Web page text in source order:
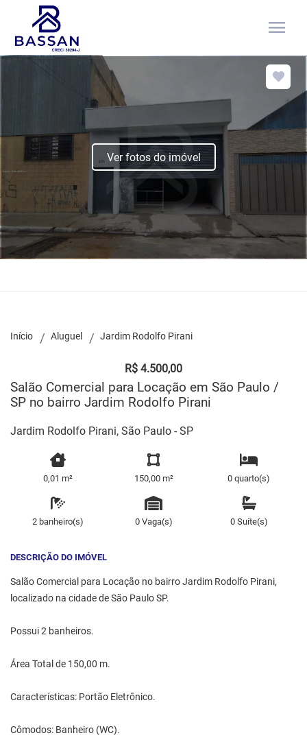
menu
Ver fotos do imóvel
Início Aluguel Jardim Rodolfo Pirani
R$ 4.500,00
Salão Comercial para Locação em São Paulo /
SP no bairro Jardim Rodolfo Pirani
Jardim Rodolfo Pirani, São Paulo - SP
0,01 m² 150,00 m² 0 quarto(s)
2 banheiro(s) 0 Vaga(s) 0 Suíte(s)
DESCRIÇÃO DO IMÓVEL
Salão Comercial para Locação no bairro Jardim Rodolfo Pirani,
localizado na cidade de São Paulo SP.
Possui 2 banheiros.
Área Total de 150,00 m.
Características: Portão Eletrônico.
Cômodos: Banheiro (WC).